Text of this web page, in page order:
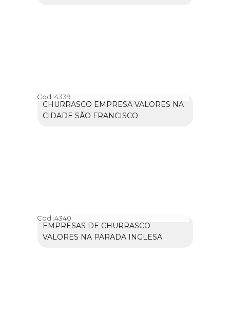
Cod.:4339
CHURRASCO EMPRESA VALORES NA
CIDADE SÃO FRANCISCO
Cod.:4340
EMPRESAS DE CHURRASCO
VALORES NA PARADA INGLESA